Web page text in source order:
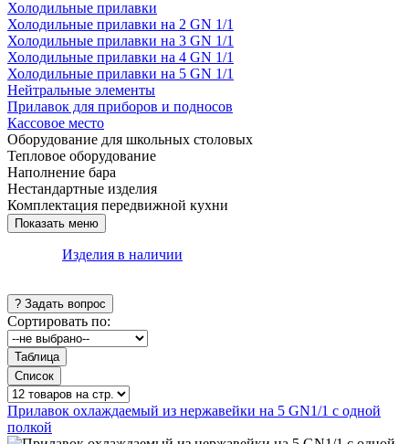
Холодильные прилавки
Холодильные прилавки на 2 GN 1/1
Холодильные прилавки на 3 GN 1/1
Холодильные прилавки на 4 GN 1/1
Холодильные прилавки на 5 GN 1/1
Нейтральные элементы
Прилавок для приборов и подносов
Кассовое место
Оборудование для школьных столовых
Тепловое оборудование
Наполнение бара
Нестандартные изделия
Комплектация передвижной кухни
Изделия в наличии
Сортировать по:
Прилавок охлаждаемый из нержавейки на 5 GN1/1 с одной
полкой